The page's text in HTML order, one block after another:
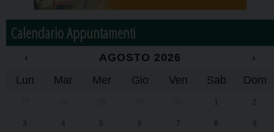
Calendario Appuntamenti
‹ AGOSTO 2026
›
Lun
Mar Mer Gio Ven Sab Dom
1 2
3 4 5 6 7 8 9